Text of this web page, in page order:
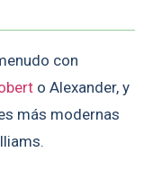
con
o Alexander, y
más modernas